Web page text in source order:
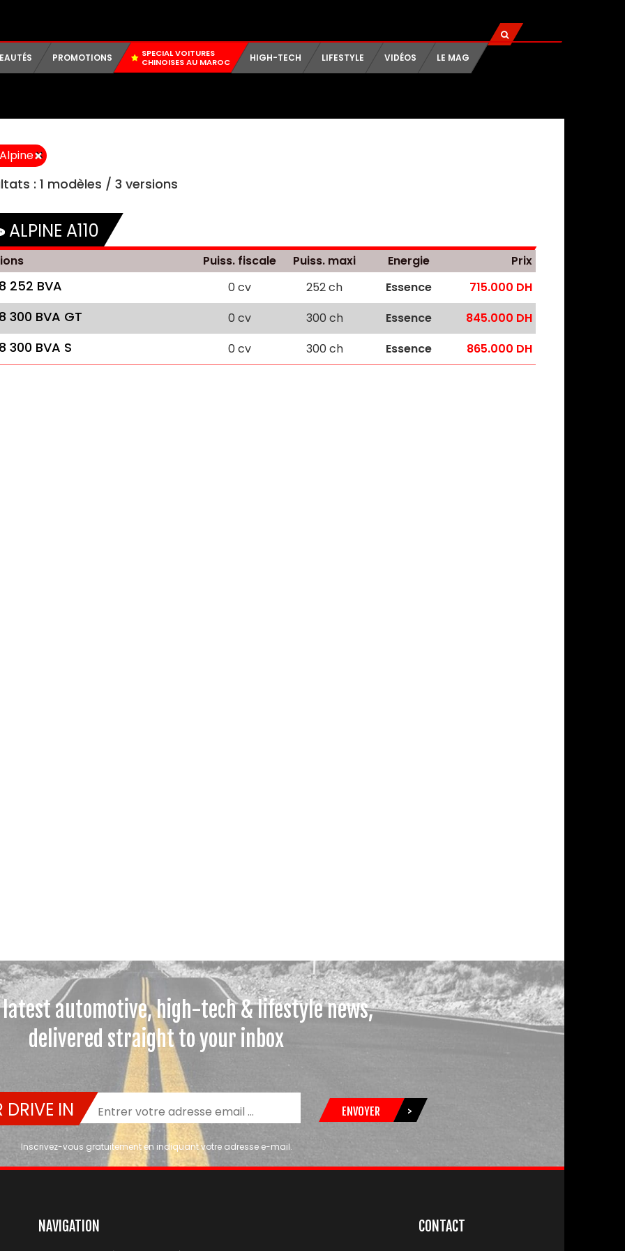
PROMOTIONS
SPECIAL VOITURES
CHINOISES AU MAROC
HIGH-TECH LIFESTYLE VIDÉOS LE MAG
×
: 1 modèles / 3 versions
ALPINE A110
Puiss. fiscale Puiss. maxi Energie Prix
252 BVA 0 cv 252 ch Essence 715.000 DH
300 BVA GT 0 cv 300 ch Essence 845.000 DH
300 BVA S 0 cv 300 ch Essence 865.000 DH
automotive, high-tech & lifestyle news,
delivered straight to your inbox
DRIVE IN ENVOYER >
Inscrivez-vous gratuitement en indiquant votre adresse e-mail.
NAVIGATION CONTACT